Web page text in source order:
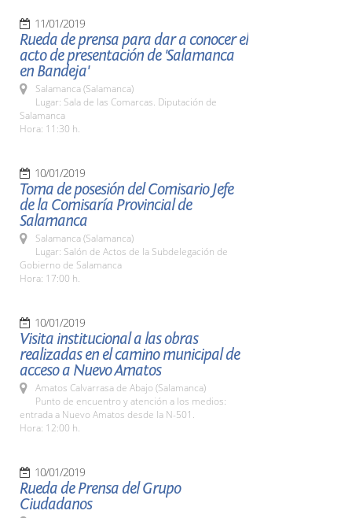
11/01/2019
Rueda de prensa para dar a conocer el
acto de presentación de 'Salamanca
en Bandeja'
Salamanca (Salamanca)
Lugar: Sala de las Comarcas. Diputación de
Salamanca
Hora: 11:30 h.
10/01/2019
Toma de posesión del Comisario Jefe
de la Comisaría Provincial de
Salamanca
Salamanca (Salamanca)
Lugar: Salón de Actos de la Subdelegación de
Gobierno de Salamanca
Hora: 17:00 h.
10/01/2019
Visita institucional a las obras
realizadas en el camino municipal de
acceso a Nuevo Amatos
Amatos Calvarrasa de Abajo (Salamanca)
Punto de encuentro y atención a los medios:
entrada a Nuevo Amatos desde la N-501.
Hora: 12:00 h.
10/01/2019
Rueda de Prensa del Grupo
Ciudadanos